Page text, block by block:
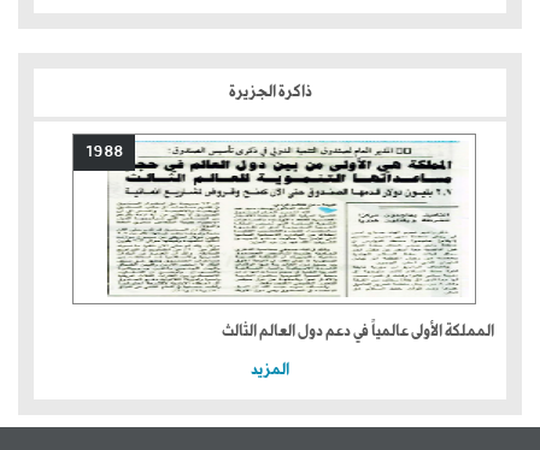
ذاكرة الجزيرة
1988
المملكة الأولى عالمياً في دعم دول العالم الثالث
المزيد